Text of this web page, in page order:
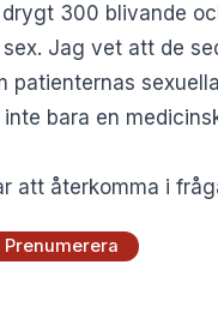
300 blivande
Jag vet att de
bara en
att återkomma i
Prenumerera